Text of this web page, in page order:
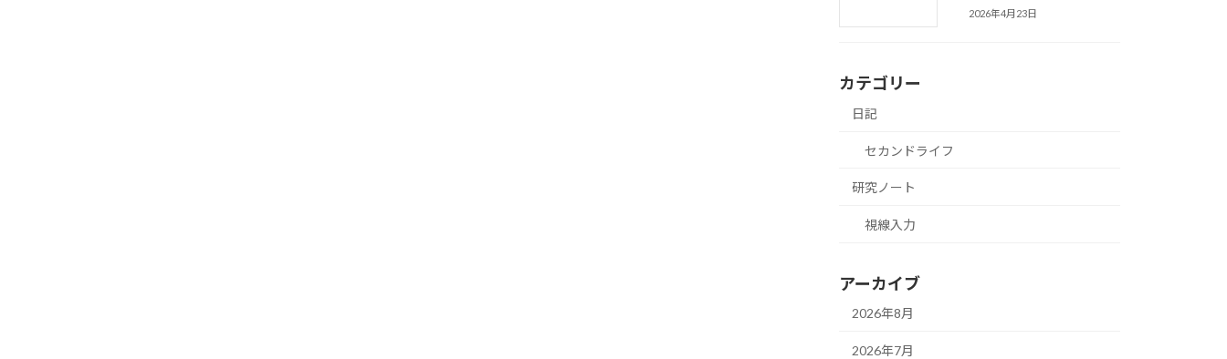
2026年4月23日
カテゴリー
日記
セカンドライフ
研究ノート
視線入力
アーカイブ
2026年8月
2026年7月